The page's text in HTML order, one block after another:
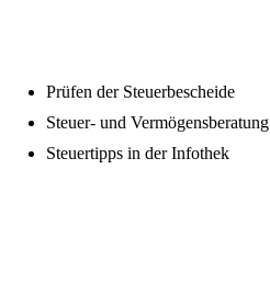
Prüfen der Steuerbescheide
Steuer- und Vermögensberatung
Steuertipps in der Infothek